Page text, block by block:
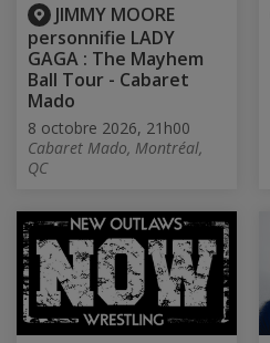
JIMMY MOORE
personnifie LADY
GAGA : The Mayhem
Ball Tour - Cabaret
Mado
8 octobre 2026, 21h00
Cabaret Mado, Montréal,
QC